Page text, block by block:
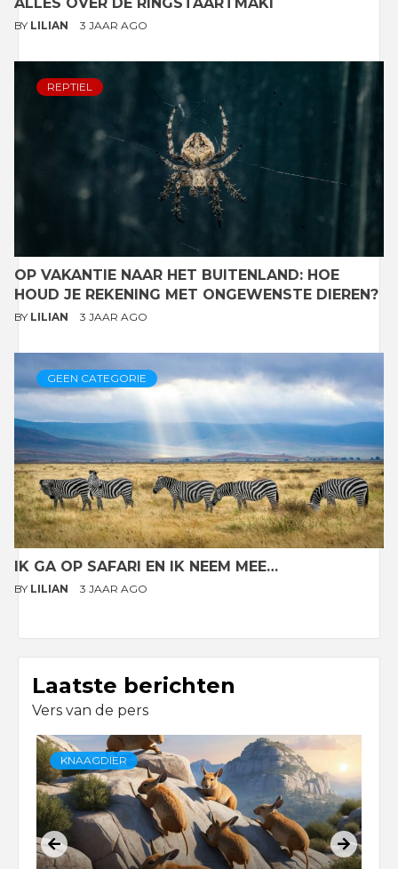
BY LILIAN 3 JAAR AGO
REPTIEL
OP VAKANTIE NAAR HET BUITENLAND: HOE
HOUD JE REKENING MET ONGEWENSTE DIEREN?
BY LILIAN 3 JAAR AGO
GEEN CATEGORIE
IK GA OP SAFARI EN IK NEEM MEE…
BY LILIAN 3 JAAR AGO
Laatste berichten
Vers van de pers
KNAAGDIER